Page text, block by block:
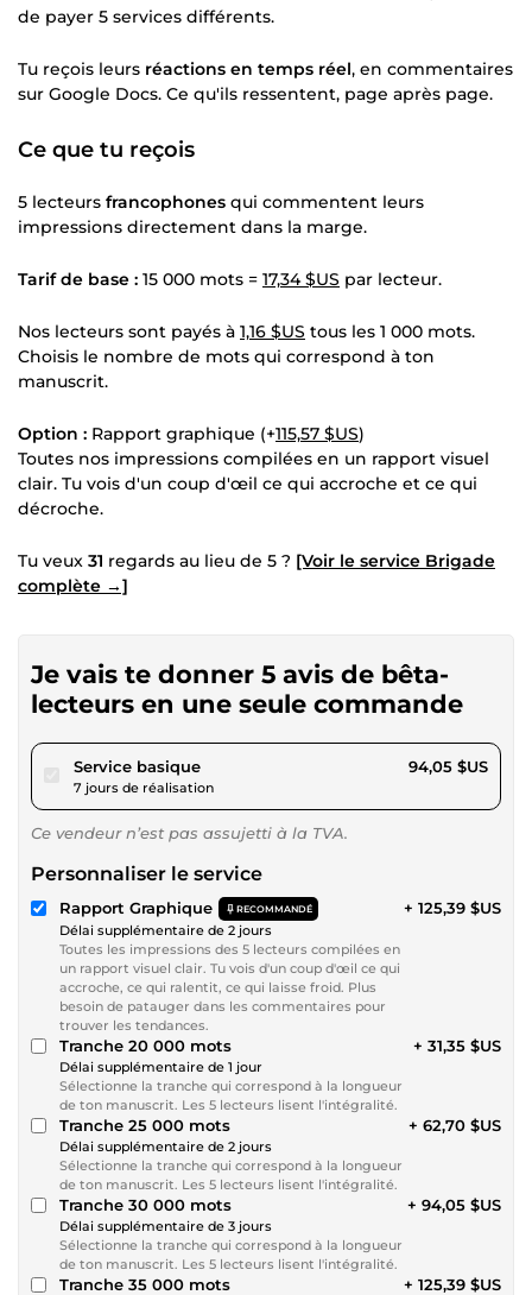
de payer 5 services différents.
Tu reçois leurs réactions en temps réel, en commentaires
sur Google Docs. Ce qu'ils ressentent, page après page.
Ce que tu reçois
5 lecteurs francophones qui commentent leurs
impressions directement dans la marge.
Tarif de base : 15 000 mots = 17,34 $US par lecteur.
Nos lecteurs sont payés à 1,16 $US tous les 1 000 mots.
Choisis le nombre de mots qui correspond à ton
manuscrit.
Option : Rapport graphique (+115,57 $US)
Toutes nos impressions compilées en un rapport visuel
clair. Tu vois d'un coup d'œil ce qui accroche et ce qui
décroche.
Tu veux 31 regards au lieu de 5 ? [Voir le service Brigade
complète →]
Je vais te donner 5 avis de bêta-
lecteurs en une seule commande
Service basiquepour 86,68 $US
7 jours de réalisation
94,05 $US
Ce vendeur n’est pas assujetti à la TVA.
Personnaliser le service
Rapport Graphique RECOMMANDÉ
Délai supplémentaire de 2 jours
Toutes les impressions des 5 lecteurs compilées en
un rapport visuel clair. Tu vois d'un coup d'œil ce qui
accroche, ce qui ralentit, ce qui laisse froid. Plus
besoin de patauger dans les commentaires pour
trouver les tendances.
+ 125,39 $US
Tranche 20 000 mots
Délai supplémentaire de 1 jour
Sélectionne la tranche qui correspond à la longueur
de ton manuscrit. Les 5 lecteurs lisent l'intégralité.
+ 31,35 $US
Tranche 25 000 mots
Délai supplémentaire de 2 jours
Sélectionne la tranche qui correspond à la longueur
de ton manuscrit. Les 5 lecteurs lisent l'intégralité.
+ 62,70 $US
Tranche 30 000 mots
Délai supplémentaire de 3 jours
Sélectionne la tranche qui correspond à la longueur
de ton manuscrit. Les 5 lecteurs lisent l'intégralité.
+ 94,05 $US
Tranche 35 000 mots + 125,39 $US